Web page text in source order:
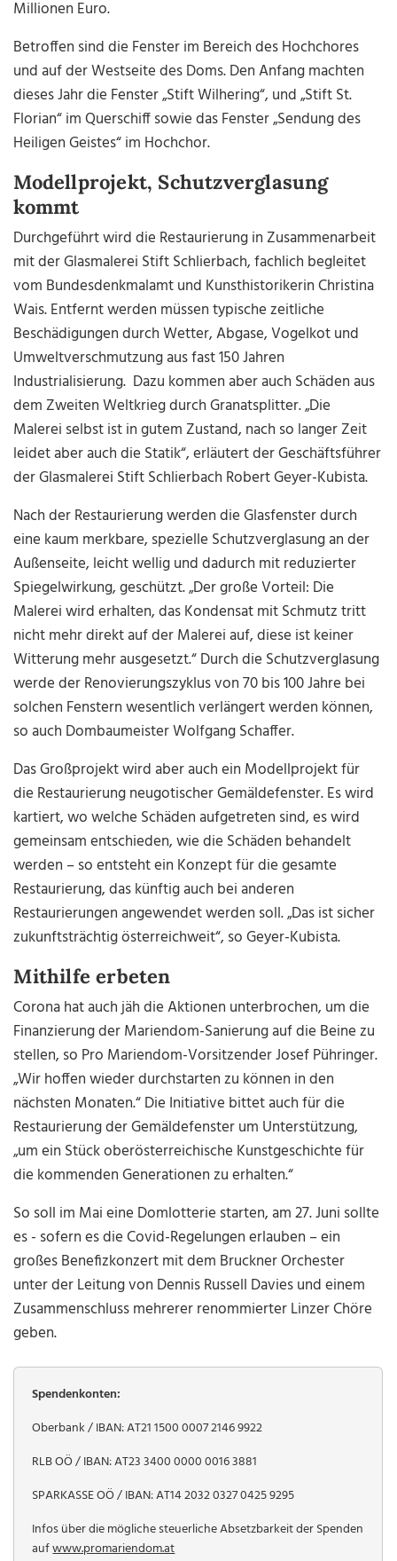
Millionen Euro.
Betroffen sind die Fenster im Bereich des Hochchores
und auf der Westseite des Doms. Den Anfang machten
dieses Jahr die Fenster „Stift Wilhering“, und „Stift St.
Florian“ im Querschiff sowie das Fenster „Sendung des
Heiligen Geistes“ im Hochchor.
Modellprojekt, Schutzverglasung
kommt
Durchgeführt wird die Restaurierung in Zusammenarbeit
mit der Glasmalerei Stift Schlierbach, fachlich begleitet
vom Bundesdenkmalamt und Kunsthistorikerin Christina
Wais. Entfernt werden müssen typische zeitliche
Beschädigungen durch Wetter, Abgase, Vogelkot und
Umweltverschmutzung aus fast 150 Jahren
Industrialisierung. Dazu kommen aber auch Schäden aus
dem Zweiten Weltkrieg durch Granatsplitter. „Die
Malerei selbst ist in gutem Zustand, nach so langer Zeit
leidet aber auch die Statik“, erläutert der Geschäftsführer
der Glasmalerei Stift Schlierbach Robert Geyer-Kubista.
Nach der Restaurierung werden die Glasfenster durch
eine kaum merkbare, spezielle Schutzverglasung an der
Außenseite, leicht wellig und dadurch mit reduzierter
Spiegelwirkung, geschützt. „Der große Vorteil: Die
Malerei wird erhalten, das Kondensat mit Schmutz tritt
nicht mehr direkt auf der Malerei auf, diese ist keiner
Witterung mehr ausgesetzt.“ Durch die Schutzverglasung
werde der Renovierungszyklus von 70 bis 100 Jahre bei
solchen Fenstern wesentlich verlängert werden können,
so auch Dombaumeister Wolfgang Schaffer.
Das Großprojekt wird aber auch ein Modellprojekt für
die Restaurierung neugotischer Gemäldefenster. Es wird
kartiert, wo welche Schäden aufgetreten sind, es wird
gemeinsam entschieden, wie die Schäden behandelt
werden – so entsteht ein Konzept für die gesamte
Restaurierung, das künftig auch bei anderen
Restaurierungen angewendet werden soll. „Das ist sicher
zukunftsträchtig österreichweit“, so Geyer-Kubista.
Mithilfe erbeten
Corona hat auch jäh die Aktionen unterbrochen, um die
Finanzierung der Mariendom-Sanierung auf die Beine zu
stellen, so Pro Mariendom-Vorsitzender Josef Pühringer.
„Wir hoffen wieder durchstarten zu können in den
nächsten Monaten.“ Die Initiative bittet auch für die
Restaurierung der Gemäldefenster um Unterstützung,
„um ein Stück oberösterreichische Kunstgeschichte für
die kommenden Generationen zu erhalten.“
So soll im Mai eine Domlotterie starten, am 27. Juni sollte
es - sofern es die Covid-Regelungen erlauben – ein
großes Benefizkonzert mit dem Bruckner Orchester
unter der Leitung von Dennis Russell Davies und einem
Zusammenschluss mehrerer renommierter Linzer Chöre
geben.
Spendenkonten:
Oberbank / IBAN: AT21 1500 0007 2146 9922
RLB OÖ / IBAN: AT23 3400 0000 0016 3881
SPARKASSE OÖ / IBAN: AT14 2032 0327 0425 9295
Infos über die mögliche steuerliche Absetzbarkeit der Spenden
aufwww.promariendom.at